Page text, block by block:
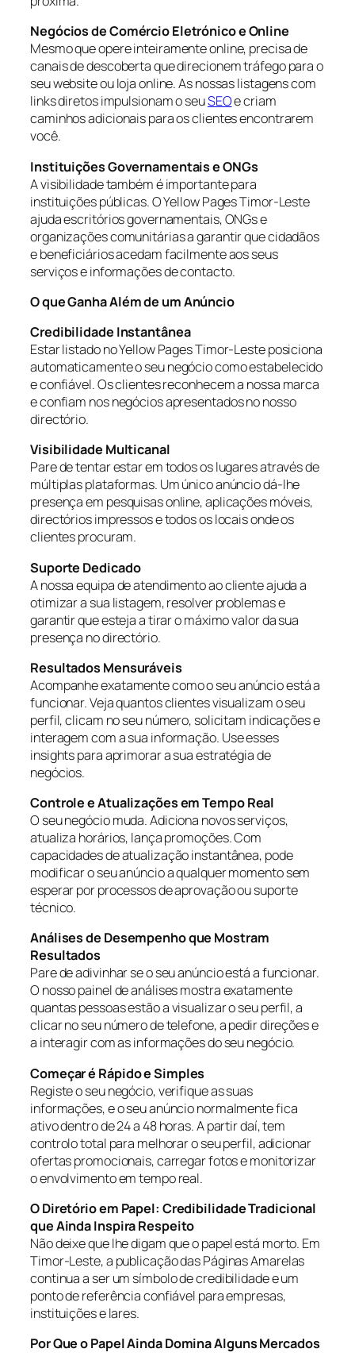
Negócios de Comércio Eletrónico e Online
Mesmo que opere inteiramente online, precisa de
canais de descoberta que direcionem tráfego para o
seu website ou loja online. As nossas listagens com
links diretos impulsionam o seuSEOe criam
caminhos adicionais para os clientes encontrarem
você.
Instituições Governamentais e ONGs
A visibilidade também é importante para
instituições públicas. O Yellow Pages Timor-Leste
ajuda escritórios governamentais, ONGs e
organizações comunitárias a garantir que cidadãos
e beneficiários acedam facilmente aos seus
serviços e informações de contacto.
O que Ganha Além de um Anúncio
Credibilidade Instantânea
Estar listado no Yellow Pages Timor-Leste posiciona
automaticamente o seu negócio como estabelecido
e confiável. Os clientes reconhecem a nossa marca
e confiam nos negócios apresentados no nosso
directório.
Visibilidade Multicanal
Pare de tentar estar em todos os lugares através de
múltiplas plataformas. Um único anúncio dá-lhe
presença em pesquisas online, aplicações móveis,
directórios impressos e todos os locais onde os
clientes procuram.
Suporte Dedicado
A nossa equipa de atendimento ao cliente ajuda a
otimizar a sua listagem, resolver problemas e
garantir que esteja a tirar o máximo valor da sua
presença no directório.
Resultados Mensuráveis
Acompanhe exatamente como o seu anúncio está a
funcionar. Veja quantos clientes visualizam o seu
perfil, clicam no seu número, solicitam indicações e
interagem com a sua informação. Use esses
insights para aprimorar a sua estratégia de
negócios.
Controle e Atualizações em Tempo Real
O seu negócio muda. Adiciona novos serviços,
atualiza horários, lança promoções. Com
capacidades de atualização instantânea, pode
modificar o seu anúncio a qualquer momento sem
esperar por processos de aprovação ou suporte
técnico.
Análises de Desempenho que Mostram
Resultados
Pare de adivinhar se o seu anúncio está a funcionar.
O nosso painel de análises mostra exatamente
quantas pessoas estão a visualizar o seu perfil, a
clicar no seu número de telefone, a pedir direções e
a interagir com as informações do seu negócio.
Começar é Rápido e Simples
Registe o seu negócio, verifique as suas
informações, e o seu anúncio normalmente fica
ativo dentro de 24 a 48 horas. A partir daí, tem
controlo total para melhorar o seu perfil, adicionar
ofertas promocionais, carregar fotos e monitorizar
o envolvimento em tempo real.
O Diretório em Papel: Credibilidade Tradicional
que Ainda Inspira Respeito
Não deixe que lhe digam que o papel está morto. Em
Timor-Leste, a publicação das Páginas Amarelas
continua a ser um símbolo de credibilidade e um
ponto de referência confiável para empresas,
instituições e lares.
Por Que o Papel Ainda Domina Alguns Mercados